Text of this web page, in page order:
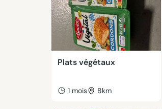
Plats végétaux
1 mois 8km